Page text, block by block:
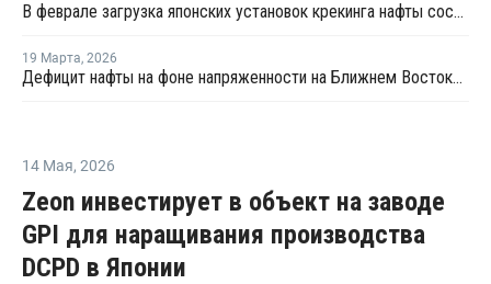
В феврале загрузка японских установок крекинга нафты составила 75,7%
19 Марта, 2026
Дефицит нафты на фоне напряженности на Ближнем Востоке усиливает кризис в нефтехимии Азии
14 Мая, 2026
Zeon инвестирует в объект на заводе
GPI для наращивания производства
DCPD в Японии